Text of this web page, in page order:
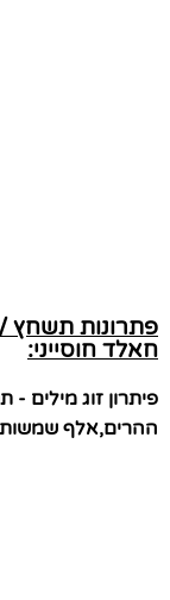
פתרונות תשחץ
חאלד חוסייני:
פיתרון זוג מילים -
ההרים,אלף שמשות